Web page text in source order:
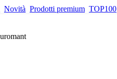
Novità Prodotti premium TOP100